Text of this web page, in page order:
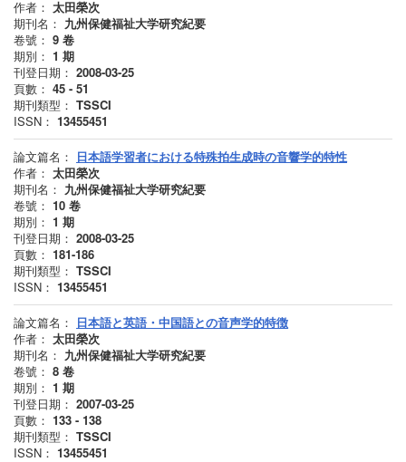
作者： 太田榮次
期刊名： 九州保健福祉大学研究紀要
卷號： 9 卷
期別： 1 期
刊登日期： 2008-03-25
頁數： 45 - 51
期刊類型： TSSCI
ISSN： 13455451
論文篇名： 日本語学習者における特殊拍生成時の音響学的特性
作者： 太田榮次
期刊名： 九州保健福祉大学研究紀要
卷號： 10 卷
期別： 1 期
刊登日期： 2008-03-25
頁數： 181-186
期刊類型： TSSCI
ISSN： 13455451
論文篇名： 日本語と英語・中国語との音声学的特徴
作者： 太田榮次
期刊名： 九州保健福祉大学研究紀要
卷號： 8 卷
期別： 1 期
刊登日期： 2007-03-25
頁數： 133 - 138
期刊類型： TSSCI
ISSN： 13455451